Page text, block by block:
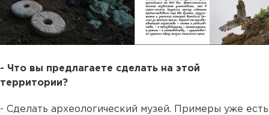
- Что вы предлагаете сделать на этой
территории?
- Сделать археологический музей. Примеры уже есть